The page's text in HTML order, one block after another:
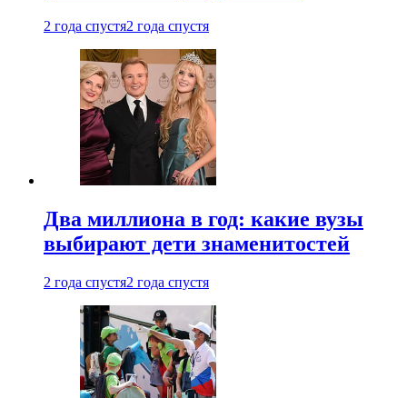
2 года спустя2 года спустя
Два миллиона в год: какие вузы
выбирают дети знаменитостей
2 года спустя2 года спустя